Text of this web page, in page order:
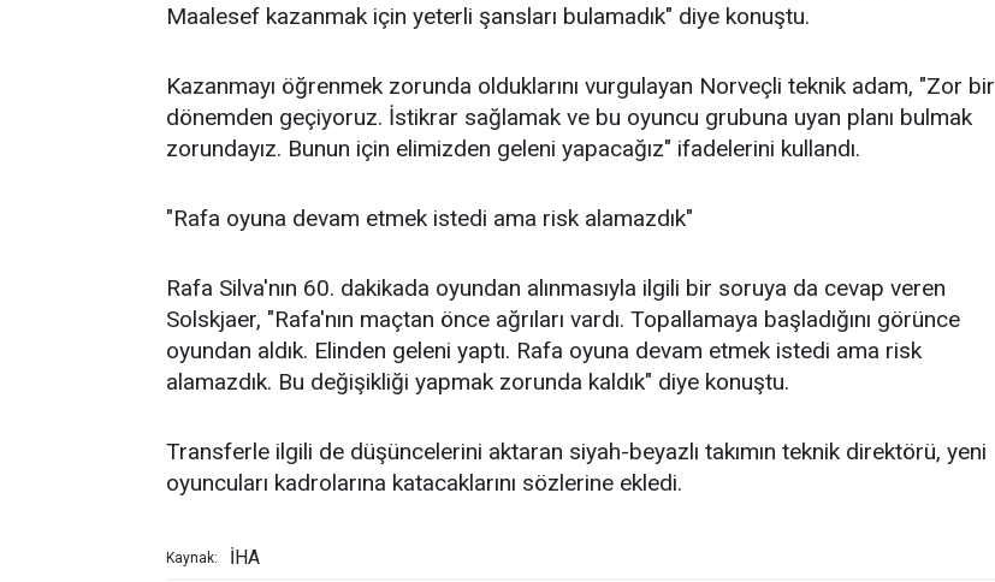
Maalesef kazanmak için yeterli şansları bulamadık" diye konuştu.
Kazanmayı öğrenmek zorunda olduklarını vurgulayan Norveçli teknik adam, "Zor bir
dönemden geçiyoruz. İstikrar sağlamak ve bu oyuncu grubuna uyan planı bulmak
zorundayız. Bunun için elimizden geleni yapacağız" ifadelerini kullandı.
"Rafa oyuna devam etmek istedi ama risk alamazdık"
Rafa Silva'nın 60. dakikada oyundan alınmasıyla ilgili bir soruya da cevap veren
Solskjaer, "Rafa'nın maçtan önce ağrıları vardı. Topallamaya başladığını görünce
oyundan aldık. Elinden geleni yaptı. Rafa oyuna devam etmek istedi ama risk
alamazdık. Bu değişikliği yapmak zorunda kaldık" diye konuştu.
Transferle ilgili de düşüncelerini aktaran siyah-beyazlı takımın teknik direktörü, yeni
oyuncuları kadrolarına katacaklarını sözlerine ekledi.
Kaynak: İHA